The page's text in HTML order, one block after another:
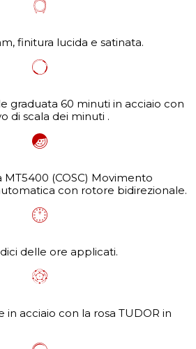
finitura lucida e satinata.
graduata 60 minuti in acciaio con
di scala dei minuti .
(COSC) Movimento
con rotore bidirezionale.
delle ore applicati.
in acciaio con la rosa TUDOR in